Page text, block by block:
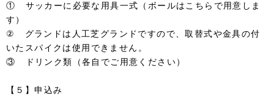
① サッカーに必要な用具一式（ボールはこちらで用意しま
す）
② グランドは人工芝グランドですので、取替式や金具の付
いたスパイクは使用できません。
③ ドリンク類（各自でご用意ください）
【５】申込み